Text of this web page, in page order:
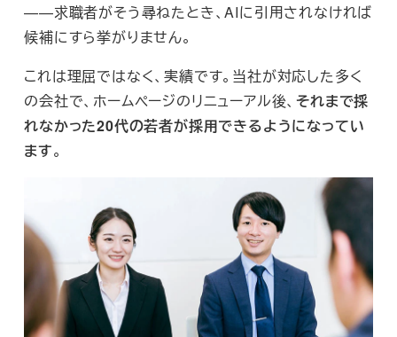
——求職者がそう尋ねたとき、AIに引用されなければ
候補にすら挙がりません。
これは理屈ではなく、実績です。当社が対応した多く
の会社で、ホームページのリニューアル後、それまで採
れなかった20代の若者が採用できるようになってい
ます。